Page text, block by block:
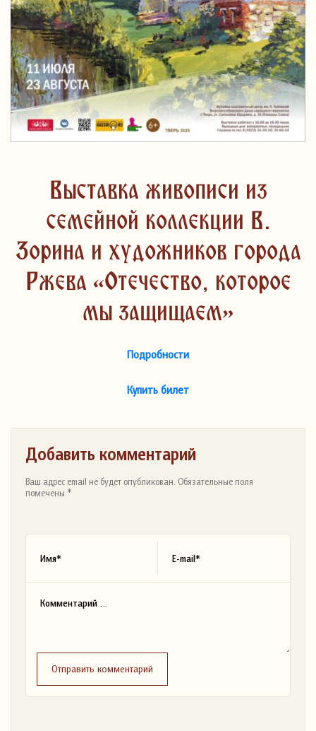
Выставка живописи из
семейной коллекции В.
Зорина и художников города
Ржева «Отечество, которое
мы защищаем»
Подробности
Купить билет
Добавить комментарий
Ваш адрес email не будет опубликован. Обязательные поля
помечены *
Отправить комментарий